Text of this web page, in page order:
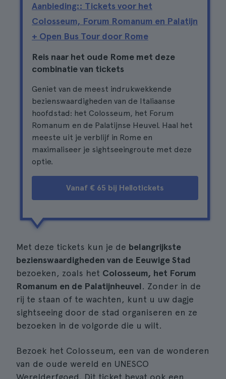
Aanbieding:: Tickets voor het
Colosseum, Forum Romanum en Palatijn
+ Open Bus Tour door Rome
Reis naar het oude Rome met deze
combinatie van tickets
Geniet van de meest indrukwekkende
bezienswaardigheden van de Italiaanse
hoofdstad: het Colosseum, het Forum
Romanum en de Palatijnse Heuvel. Haal het
meeste uit je verblijf in Rome en
maximaliseer je sightseeingroute met deze
optie.
Vanaf € 65 bij Hellotickets
Met deze tickets kun je de belangrijkste
bezienswaardigheden van de Eeuwige Stad
bezoeken, zoals het Colosseum, het Forum
Romanum en de Palatijnheuvel. Zonder in de
rij te staan of te wachten, kunt u uw dagje
sightseeing door de stad organiseren en ze
bezoeken in de volgorde die u wilt.
Bezoek het Colosseum, een van de wonderen
van de oude wereld en UNESCO
Werelderfgoed. Dit ticket bevat ook een